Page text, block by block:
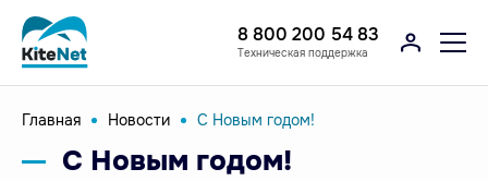
8 800 200 54 83
Техническая поддержка
Главная Новости С Новым годом!
С Новым годом!